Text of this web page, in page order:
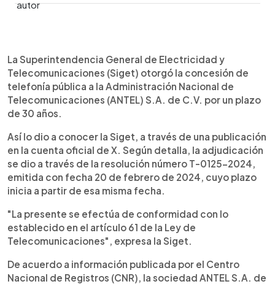
Escuchar artículo
La Superintendencia General de Electricidad y
Telecomunicaciones (Siget) otorgó la concesión de
telefonía pública a la Administración Nacional de
Telecomunicaciones (ANTEL) S.A. de C.V. por un plazo
de 30 años.
Así lo dio a conocer la Siget, a través de una publicación
en la cuenta oficial de X. Según detalla, la adjudicación
se dio a través de la resolución número T-0125-2024,
emitida con fecha 20 de febrero de 2024, cuyo plazo
inicia a partir de esa misma fecha.
"La presente se efectúa de conformidad con lo
establecido en el artículo 61 de la Ley de
Telecomunicaciones", expresa la Siget.
De acuerdo a información publicada por el Centro
Nacional de Registros (CNR), la sociedad ANTEL S.A. de